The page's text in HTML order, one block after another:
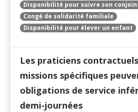
Disponibilité pour suivre son
Congé de solidarité familiale
Disponibilité pour élever un enfant
Les praticiens
missions spécifiques
obligations de service
demi-journées